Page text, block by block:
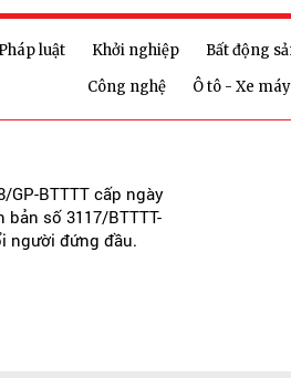
Pháp luật Khởi nghiệp Bất động
Công nghệ
Ô tô - Xe máy
GP-BTTTT cấp ngày
số 3117/BTTTT-
người đứng đầu.